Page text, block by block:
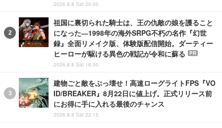
2026.8.8 Sat 20:00
祖国に裏切られた騎士は、王の仇敵の娘を護ること
になった―1998年の海外SRPG不朽の名作『幻世
録』全面リメイク版、体験版配信開始。ダーティー
ヒーローが駆ける異色の戦記が令和に蘇る
PR
2026.8.8 Sat 18:00
建物ごと敵をぶっ壊せ！高速ローグライトFPS『VO
ID/BREAKER』8月22日に値上げ。正式リリース前
にお得に手に入れる最後のチャンス
2026.8.8 Sat 22:15